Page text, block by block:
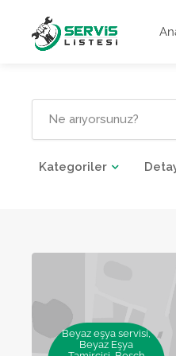
Kategoriler
Beyaz eşya servisi,
Beyaz Eşya